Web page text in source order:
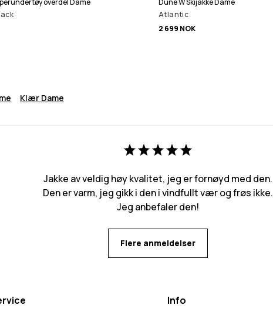
Atlantic
2 699 NOK
Klær Dame
Jakke av veldig høy kvalitet, jeg er fornøyd med den.
Den er varm, jeg gikk i den i vindfullt vær og frøs ikke.
Jeg anbefaler den!
Flere anmeldelser
Info